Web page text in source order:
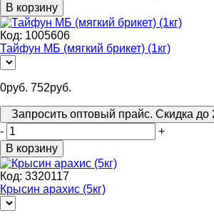
В корзину
Код: 1005606
Тайфун МБ (мягкий брикет) (1кг)
0руб. 752руб.
Запросить оптовый прайс. Скидка до
-
+
В корзину
Код: 3320117
Крысин арахис (5кг)